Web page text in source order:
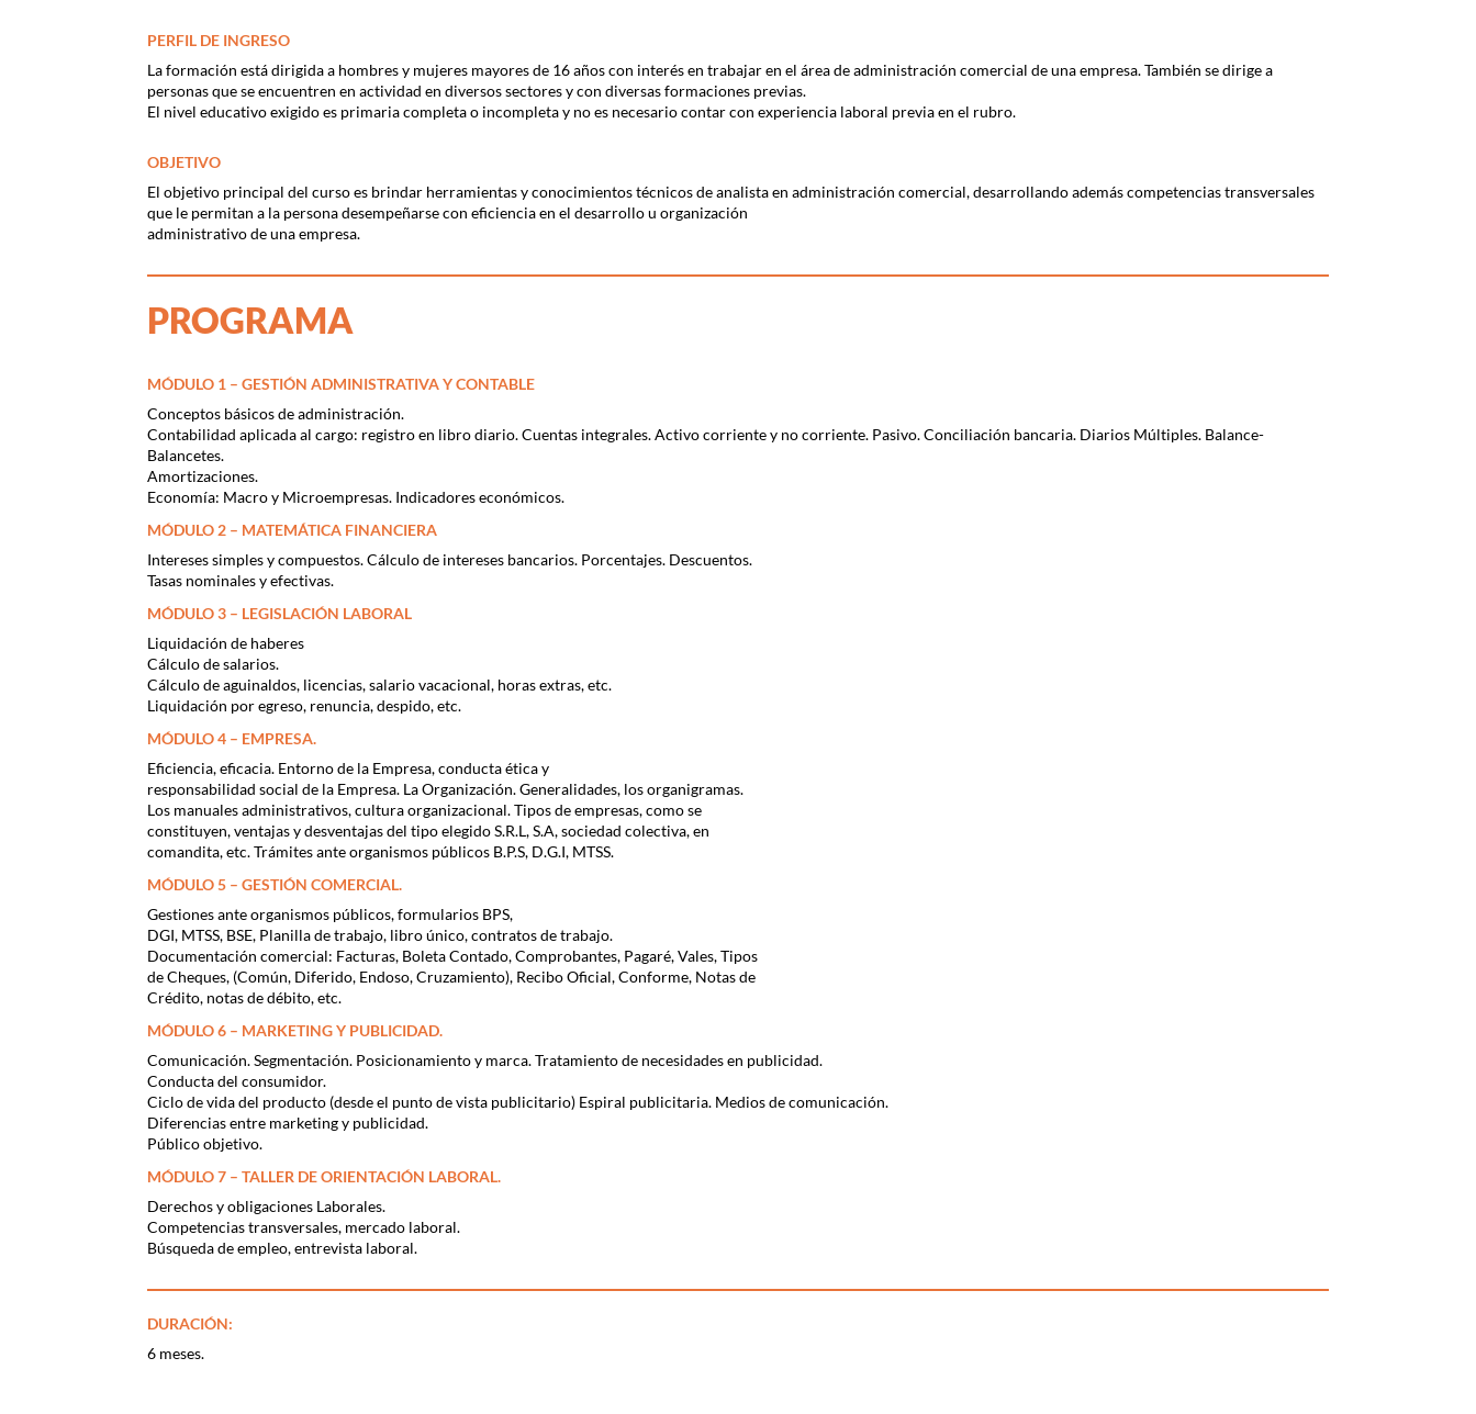
PERFIL DE INGRESO
La formación está dirigida a hombres y mujeres mayores de 16 años con interés en trabajar en el área de administración comercial de una empresa. También se dirige a
personas que se encuentren en actividad en diversos sectores y con diversas formaciones previas.
El nivel educativo exigido es primaria completa o incompleta y no es necesario contar con experiencia laboral previa en el rubro.
OBJETIVO
El objetivo principal del curso es brindar herramientas y conocimientos técnicos de analista en administración comercial, desarrollando además competencias transversales
que le permitan a la persona desempeñarse con eficiencia en el desarrollo u organización
administrativo de una empresa.
PROGRAMA
MÓDULO 1 – GESTIÓN ADMINISTRATIVA Y CONTABLE
Conceptos básicos de administración.
Contabilidad aplicada al cargo: registro en libro diario. Cuentas integrales. Activo corriente y no corriente. Pasivo. Conciliación bancaria. Diarios Múltiples. Balance-
Balancetes.
Amortizaciones.
Economía: Macro y Microempresas. Indicadores económicos.
MÓDULO 2 – MATEMÁTICA FINANCIERA
Intereses simples y compuestos. Cálculo de intereses bancarios. Porcentajes. Descuentos.
Tasas nominales y efectivas.
MÓDULO 3 – LEGISLACIÓN LABORAL
Liquidación de haberes
Cálculo de salarios.
Cálculo de aguinaldos, licencias, salario vacacional, horas extras, etc.
Liquidación por egreso, renuncia, despido, etc.
MÓDULO 4 – EMPRESA.
Eficiencia, eficacia. Entorno de la Empresa, conducta ética y
responsabilidad social de la Empresa. La Organización. Generalidades, los organigramas.
Los manuales administrativos, cultura organizacional. Tipos de empresas, como se
constituyen, ventajas y desventajas del tipo elegido S.R.L, S.A, sociedad colectiva, en
comandita, etc. Trámites ante organismos públicos B.P.S, D.G.I, MTSS.
MÓDULO 5 – GESTIÓN COMERCIAL.
Gestiones ante organismos públicos, formularios BPS,
DGI, MTSS, BSE, Planilla de trabajo, libro único, contratos de trabajo.
Documentación comercial: Facturas, Boleta Contado, Comprobantes, Pagaré, Vales, Tipos
de Cheques, (Común, Diferido, Endoso, Cruzamiento), Recibo Oficial, Conforme, Notas de
Crédito, notas de débito, etc.
MÓDULO 6 – MARKETING Y PUBLICIDAD.
Comunicación. Segmentación. Posicionamiento y marca. Tratamiento de necesidades en publicidad.
Conducta del consumidor.
Ciclo de vida del producto (desde el punto de vista publicitario) Espiral publicitaria. Medios de comunicación.
Diferencias entre marketing y publicidad.
Público objetivo.
MÓDULO 7 – TALLER DE ORIENTACIÓN LABORAL.
Derechos y obligaciones Laborales.
Competencias transversales, mercado laboral.
Búsqueda de empleo, entrevista laboral.
DURACIÓN:
6 meses.